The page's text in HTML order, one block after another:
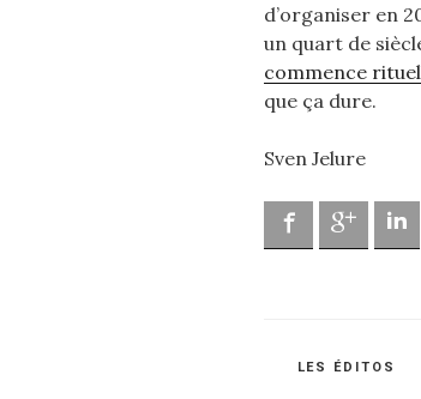
d’organiser en
un quart de
commence
que ça dure.
Sven Jelure
FacebookGoogle
CATÉGORIES
LES ÉDITOS